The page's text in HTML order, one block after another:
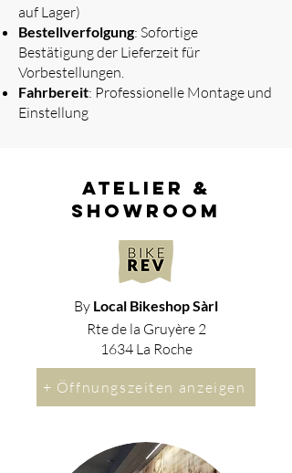
auf Lager)
Bestellverfolgung: Sofortige
Bestätigung der Lieferzeit für
Vorbestellungen.
Fahrbereit: Professionelle Montage und
Einstellung
atelier &
showroom
By Local Bikeshop Sàrl
Rte de la Gruyère 2
1634 La Roche
+ Öffnungszeiten anzeigen